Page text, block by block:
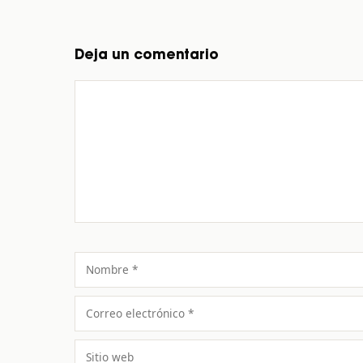
Deja un comentario
Nombre
Correo
electrónico
Sitio